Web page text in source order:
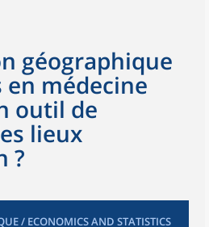
géographique
médecine
outil de
lieux
?
/ ECONOMICS AND STATISTICS